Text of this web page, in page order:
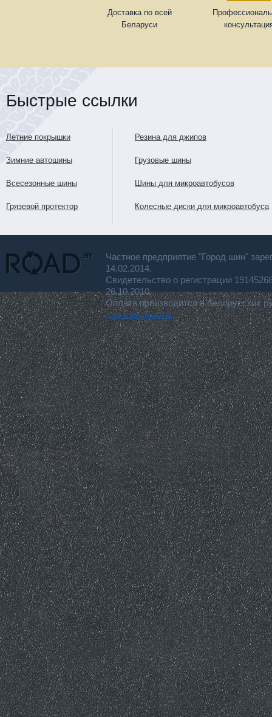
Доставка по всей
Беларуси
Быстрые ссылки
Летние покрышки
Зимние автошины
Всесезонные шины
Грязевой протектор
Резина для джипов
Грузовые шины
Шины для микроавтобусов
Колесные диски для микроавтобуса
Частное предприятие "Город шин"
14.02.2014.
Свидетельство о регистрации
26.10.2010.
Оплата производится в белорусских
для покупателя.